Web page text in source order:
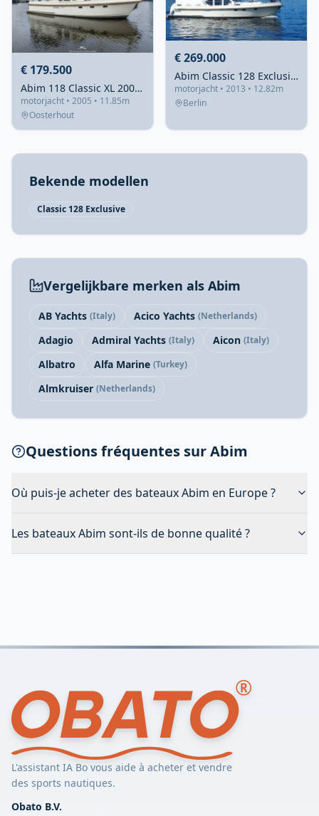
€ 179.500
Abim 118 Classic XL 2005 – stalen achterkajuiter met boeg- en hekschroef
motorjacht • 2005 • 11.85m
Oosterhout
€ 269.000
Abim Classic 128 Exclusive
motorjacht • 2013 • 12.82m
Berlin
Bekende modellen
Classic 128 Exclusive
Vergelijkbare merken als Abim
AB Yachts (Italy) Acico Yachts (Netherlands)
Adagio Admiral Yachts (Italy) Aicon (Italy)
Albatro Alfa Marine (Turkey)
Almkruiser (Netherlands)
Questions fréquentes sur Abim
Où puis-je acheter des bateaux Abim en Europe ?
Les bateaux Abim sont-ils de bonne qualité ?
L'assistant IA Bo vous aide à acheter et vendre
des sports nautiques.
Obato B.V.